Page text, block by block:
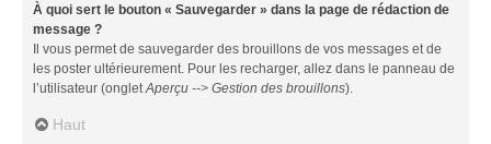
À quoi sert le bouton « Sauvegarder » dans la page de rédaction de
message ?
Il vous permet de sauvegarder des brouillons de vos messages et de
les poster ultérieurement. Pour les recharger, allez dans le panneau de
l’utilisateur (onglet Aperçu --> Gestion des brouillons).
Haut